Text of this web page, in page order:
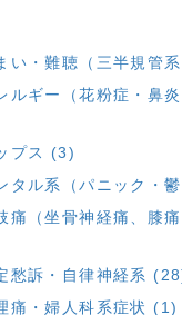
い・難聴（三半規管
ルギー（花粉症・鼻
プス (3)
タル系（パニック・
痛（坐骨神経痛、膝痛
愁訴・自律神経系
痛・婦人科系症状 (1)